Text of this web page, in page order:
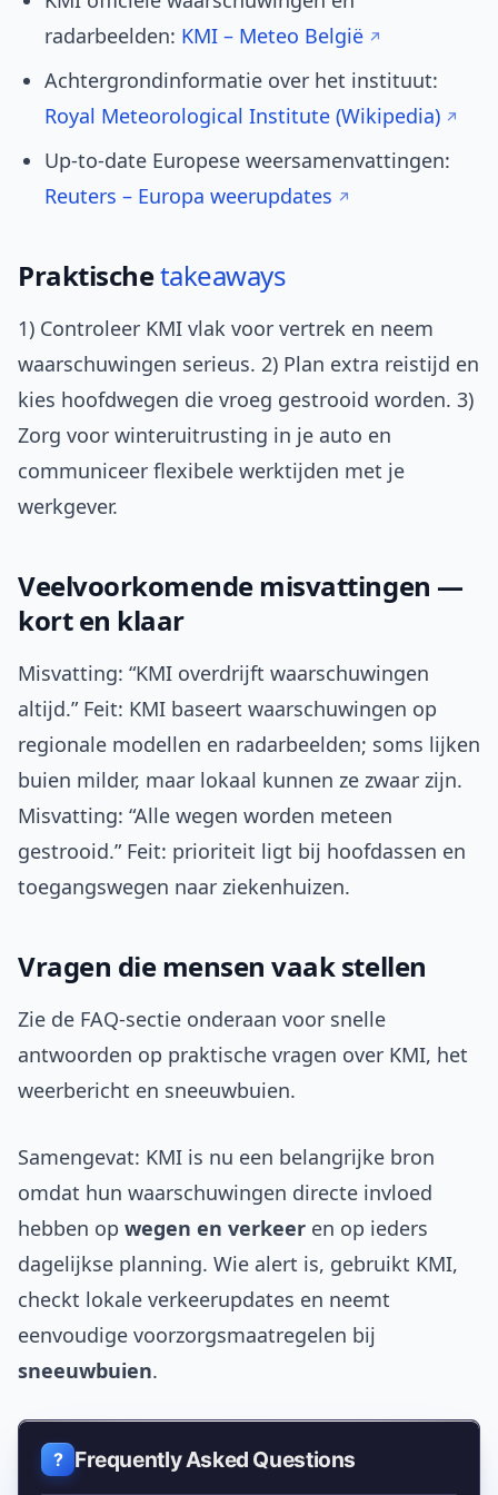
radarbeelden: KMI – Meteo België
Achtergrondinformatie over het instituut:
Royal Meteorological Institute (Wikipedia)
Up-to-date Europese weersamenvattingen:
Reuters – Europa weerupdates
Praktischetakeaways
1) Controleer KMI vlak voor vertrek en neem
waarschuwingen serieus. 2) Plan extra reistijd en
kies hoofdwegen die vroeg gestrooid worden. 3)
Zorg voor winteruitrusting in je auto en
communiceer flexibele werktijden met je
werkgever.
Veelvoorkomende misvattingen —
kort en klaar
Misvatting: “KMI overdrijft waarschuwingen
altijd.” Feit: KMI baseert waarschuwingen op
regionale modellen en radarbeelden; soms lijken
buien milder, maar lokaal kunnen ze zwaar zijn.
Misvatting: “Alle wegen worden meteen
gestrooid.” Feit: prioriteit ligt bij hoofdassen en
toegangswegen naar ziekenhuizen.
Vragen die mensen vaak stellen
Zie de FAQ-sectie onderaan voor snelle
antwoorden op praktische vragen over KMI, het
weerbericht en sneeuwbuien.
Samengevat: KMI is nu een belangrijke bron
omdat hun waarschuwingen directe invloed
hebben op wegen en verkeer en op ieders
dagelijkse planning. Wie alert is, gebruikt KMI,
checkt lokale verkeerupdates en neemt
eenvoudige voorzorgsmaatregelen bij
sneeuwbuien.
Frequently Asked Questions